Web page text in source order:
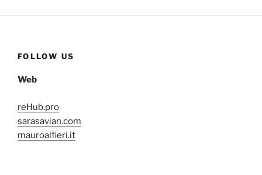
FOLLOW US
Web
reHub.pro
sarasavian.com
mauroalfieri.it